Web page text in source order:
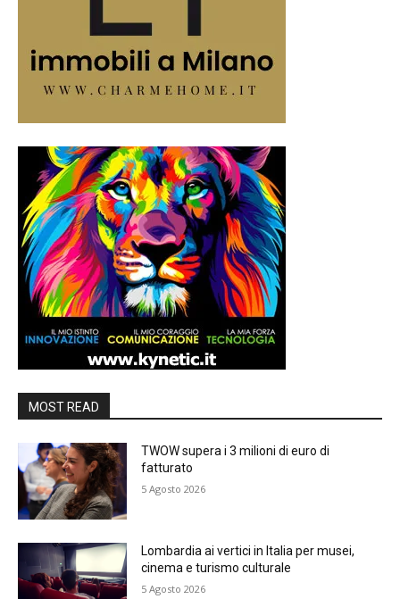
MOST READ
TWOW supera i 3 milioni di euro di
fatturato
5 Agosto 2026
Lombardia ai vertici in Italia per musei,
cinema e turismo culturale
5 Agosto 2026